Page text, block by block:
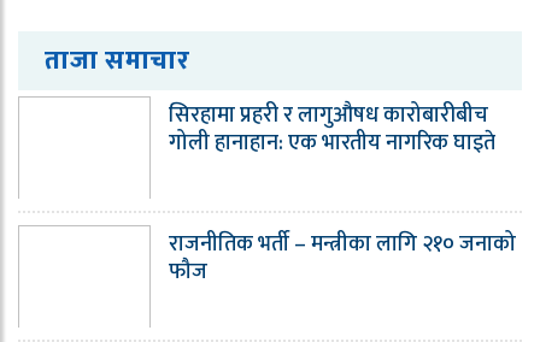
ताजा समाचार
सिरहामा प्रहरी र लागुऔषध कारोबारीबीच
गोली हानाहान: एक भारतीय नागरिक घाइते
राजनीतिक भर्ती – मन्त्रीका लागि २१० जनाको
फौज